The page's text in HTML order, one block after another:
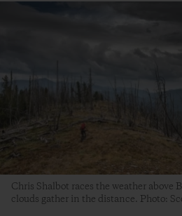
Chris Shalbot races the weather above
clouds gather in the distance. Photo: